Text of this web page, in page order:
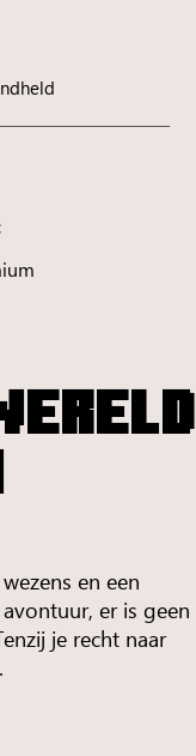
en een
er is geen
je recht naar